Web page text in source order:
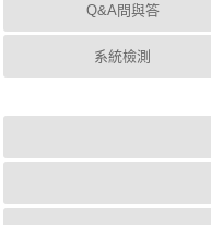
Q&A問與答
系統檢測